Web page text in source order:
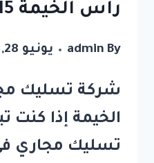
راس الخيمة 0581311715
By
admin يونيو 28, 2025
شركة تسليك
الخيمة إذا
تسليك مجاري